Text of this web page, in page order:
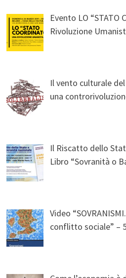
Evento LO “STATO
Rivoluzione
Il vento culturale
una
Il Riscatto dello
Libro “Sovranità o
Video
conflitto sociale” –